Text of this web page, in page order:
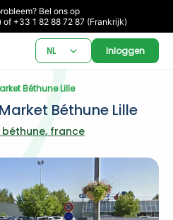
Bel ons op
+33 1 82 88 72 87 (Frankrijk)
NL Inloggen
Béthune Lille
Béthune Lille
béthune, france